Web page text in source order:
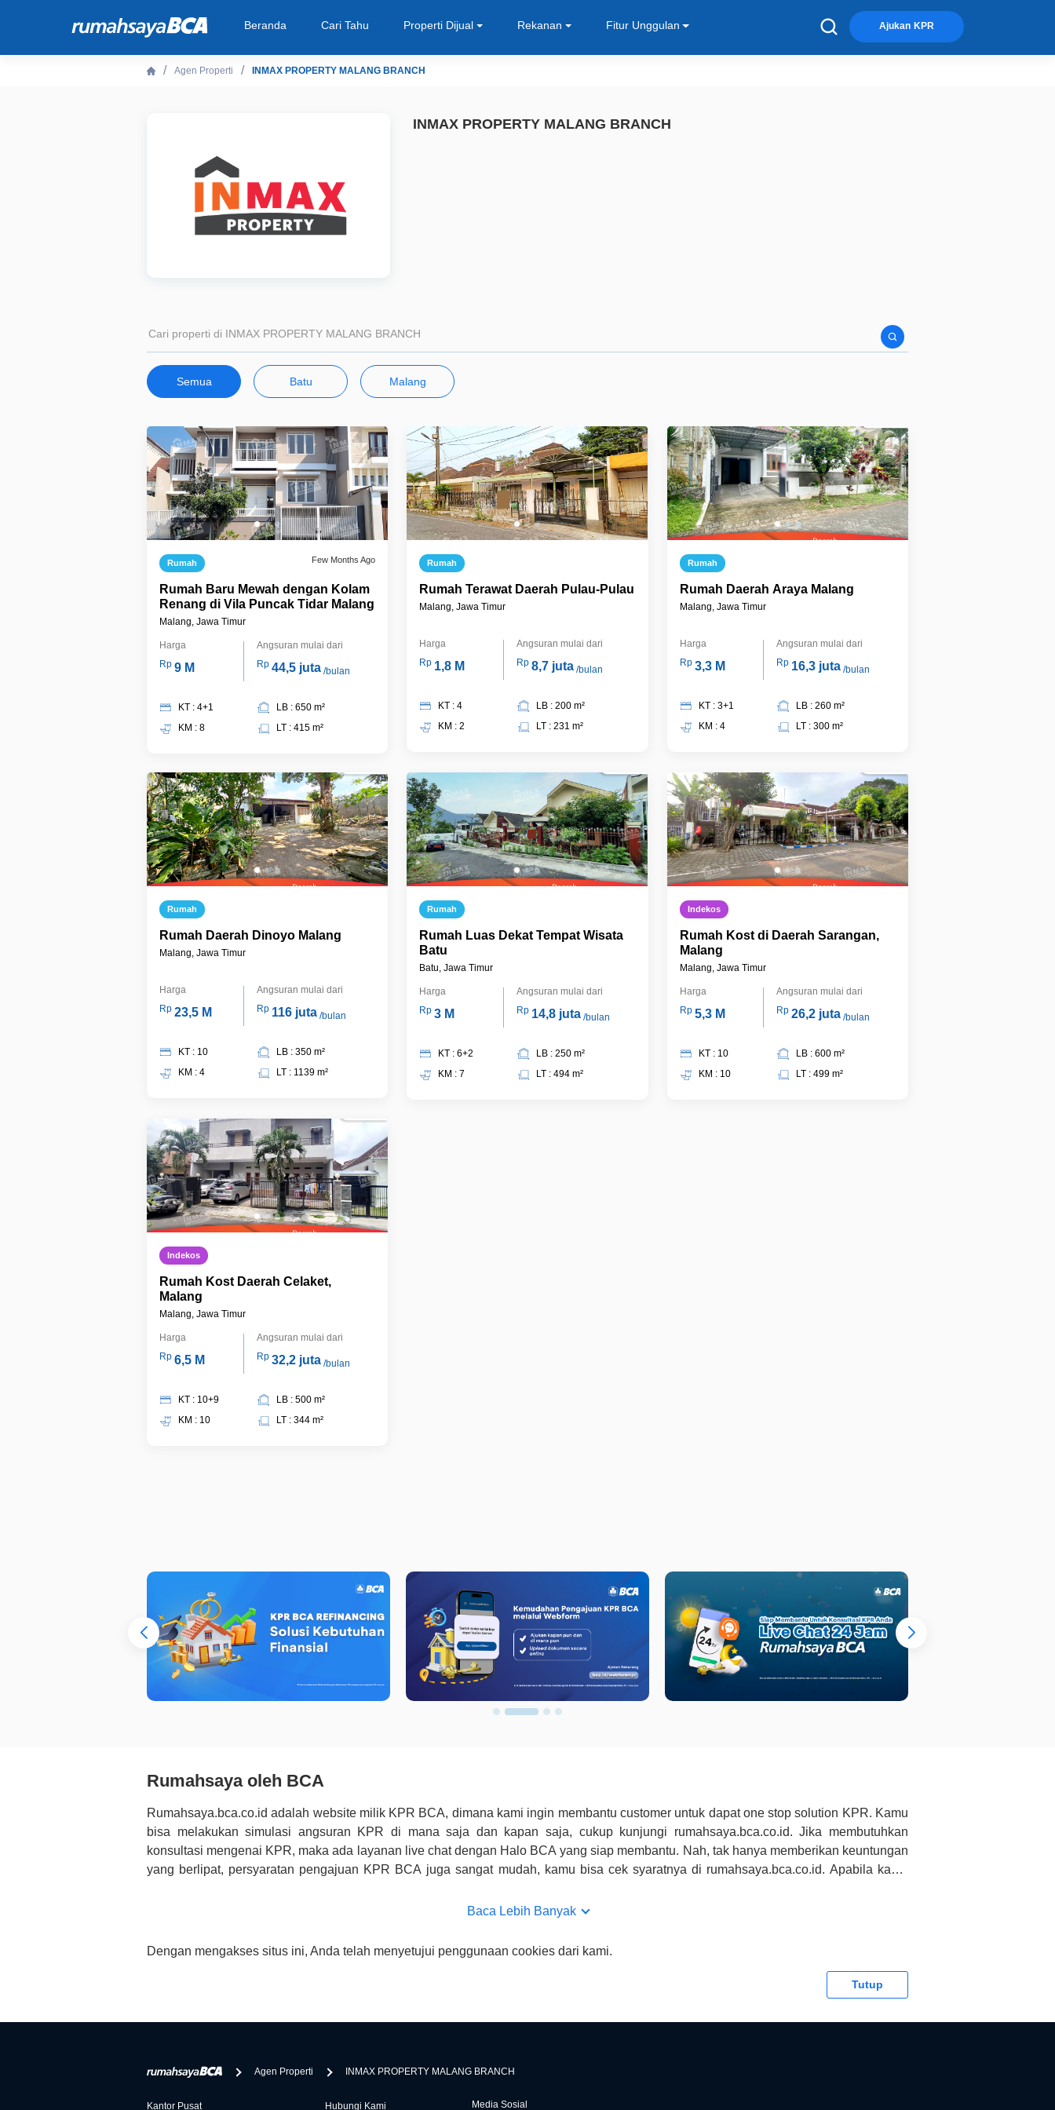
Beranda Cari Tahu Properti Dijual Rekanan Fitur Unggulan Ajukan KPR
Agen Properti INMAX PROPERTY MALANG BRANCH
INMAX PROPERTY MALANG BRANCH
Semua Batu Malang
Rumah Few Months Ago
Rumah Baru Mewah dengan Kolam
Renang di Vila Puncak Tidar Malang
Malang, Jawa Timur
Harga
Rp 9 M
Angsuran mulai dari
Rp 44,5 juta/bulan
KT : 4+1
KM : 8
LB : 650 m²
LT : 415 m²
Rumah
Rumah Terawat Daerah Pulau-Pulau
Malang, Jawa Timur
Harga
Rp 1,8 M
Angsuran mulai dari
Rp8,7 juta /bulan
KT : 4
KM : 2
LB : 200 m²
LT : 231 m²
Rumah
Rumah Daerah Araya Malang
Malang, Jawa Timur
Harga
Rp 3,3 M
Angsuran mulai dari
Rp 16,3 juta /bulan
KT : 3+1
KM : 4
LB : 260 m²
LT : 300 m²
Rumah
Rumah Daerah Dinoyo Malang
Malang, Jawa Timur
Harga
Rp 23,5 M
Angsuran mulai dari
Rp 116 juta/bulan
KT : 10
KM : 4
LB : 350 m²
LT : 1139 m²
Rumah
Rumah Luas Dekat Tempat Wisata
Batu
Batu, Jawa Timur
Harga
Rp3 M
Angsuran mulai dari
Rp 14,8 juta /bulan
KT : 6+2
KM : 7
LB : 250 m²
LT : 494 m²
Indekos
Rumah Kost di Daerah Sarangan,
Malang
Malang, Jawa Timur
Harga
Rp 5,3 M
Angsuran mulai dari
Rp26,2 juta /bulan
KT : 10
KM : 10
LB : 600 m²
LT : 499 m²
Indekos
Rumah Kost Daerah Celaket,
Malang
Malang, Jawa Timur
Harga
Rp 6,5 M
Angsuran mulai dari
Rp 32,2 juta/bulan
KT : 10+9
KM : 10
LB : 500 m²
LT : 344 m²
Rumahsaya oleh BCA
Rumahsaya.bca.co.id adalah website milik KPR BCA, dimana kami ingin membantu customer untuk dapat one stop solution KPR. Kamu
bisa melakukan simulasi angsuran KPR di mana saja dan kapan saja, cukup kunjungi rumahsaya.bca.co.id. Jika membutuhkan
konsultasi mengenai KPR, maka ada layanan live chat dengan Halo BCA yang siap membantu. Nah, tak hanya memberikan keuntungan
yang berlipat, persyaratan pengajuan KPR BCA juga sangat mudah, kamu bisa cek syaratnya di rumahsaya.bca.co.id. Apabila kamu
informasi yang rekanan berikan selain yang bisa di verifikasi oleh BCA.
Baca Lebih Banyak
Dengan mengakses situs ini, Anda telah menyetujui penggunaan cookies dari kami.
Tutup
Agen Properti INMAX PROPERTY MALANG BRANCH
Kantor Pusat Hubungi Kami Media Sosial